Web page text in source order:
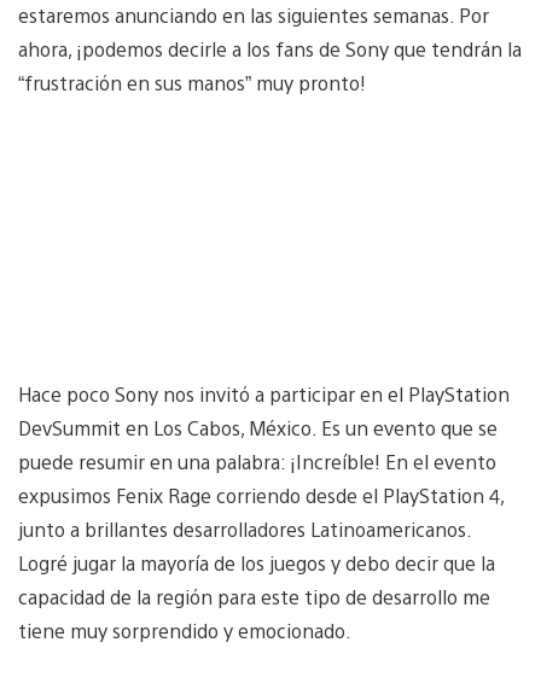
estaremos anunciando en las siguientes semanas. Por
ahora, ¡podemos decirle a los fans de Sony que tendrán la
“frustración en sus manos” muy pronto!
Hace poco Sony nos invitó a participar en el PlayStation
DevSummit en Los Cabos, México. Es un evento que se
puede resumir en una palabra: ¡Increíble! En el evento
expusimos Fenix Rage corriendo desde el PlayStation 4,
junto a brillantes desarrolladores Latinoamericanos.
Logré jugar la mayoría de los juegos y debo decir que la
capacidad de la región para este tipo de desarrollo me
tiene muy sorprendido y emocionado.